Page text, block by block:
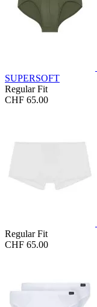
SUPERSOFT
Regular Fit
CHF 65.00
Regular Fit
CHF 65.00